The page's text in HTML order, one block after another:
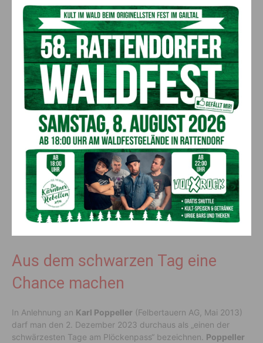
Plöckenpass-Öffnung bringt
Aufschwung für Zusammenarbeit
und Zukunft
Victoria Gailerist überzeugt: Für den Wirtschafts- und
Tourismusstandort Osttirol-Oberkärnten stelle die Öffnung
nach Süden die einzige Zukunftschance dar. Sie berichtete
von mehreren laufenden Projekten, auf denen künftig
aufgebaut werden müsse. „So viel grenzüberschreitenden
Kontakt und Informationsaustausch wie in den 500 Tagen der
Plöckenpass-Sperre gab es wohl noch nie“, so Ingo Ortner,
der Koordinator des Treffens. „Kulturvereine, der Alpenverein,
Betriebe, Familien, Freundeskreise – spätestens seit der
Öffnung am 14. April 2025 sprudelt es nur so vor neuen Ideen
des Miteinanders.“
Aus dem schwarzen Tag eine
Chance machen
In Anlehnung an Karl Poppeller (Felbertauern AG, Mai 2013)
darf man den 2. Dezember 2023 durchaus als „einen der
schwärzesten Tage am Plöckenpass“ bezeichnen. Poppeller